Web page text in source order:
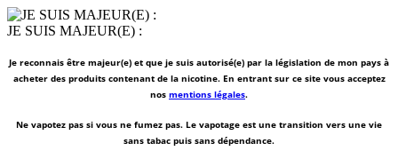
JE SUIS MAJEUR(E) :
Je reconnais être majeur(e) et que je suis autorisé(e) par la législation de mon pays à
acheter des produits contenant de la nicotine. En entrant sur ce site vous acceptez
nos mentions légales.
Ne vapotez pas si vous ne fumez pas. Le vapotage est une transition vers une vie
sans tabac puis sans dépendance.